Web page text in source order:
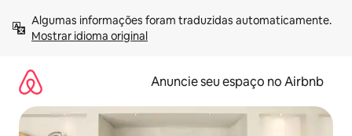
para
Mostrar idioma original
Anuncie seu espaço no Airbnb